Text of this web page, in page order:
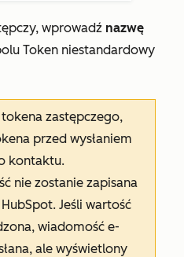
wprowadź nazwę
Token niestandardowy
tokena zastępczego,
przed wysłaniem
kontaktu.
nie zostanie zapisana
Jeśli wartość
wiadomość e-
ale wyświetlony